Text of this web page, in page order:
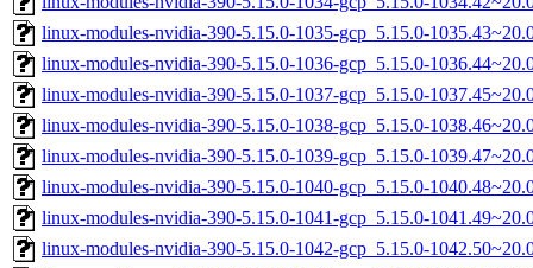
linux-modules-nvidia-390-5.15.0-1035-gcp_5.15.0-
linux-modules-nvidia-390-5.15.0-1036-gcp_5.15.0-
linux-modules-nvidia-390-5.15.0-1037-gcp_5.15.0-
linux-modules-nvidia-390-5.15.0-1038-gcp_5.15.0-
linux-modules-nvidia-390-5.15.0-1039-gcp_5.15.0-
linux-modules-nvidia-390-5.15.0-1040-gcp_5.15.0-
linux-modules-nvidia-390-5.15.0-1041-gcp_5.15.0-
linux-modules-nvidia-390-5.15.0-1042-gcp_5.15.0-